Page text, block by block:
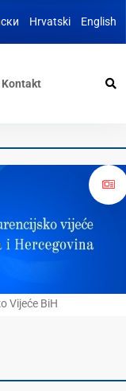
Hrvatski English
Kontakt
Vijeće BiH